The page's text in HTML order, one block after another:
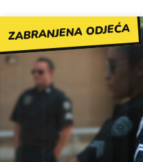
ZABRANJENA ODJEĆA